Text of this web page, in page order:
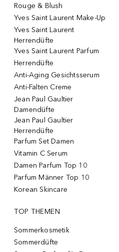
Rouge & Blush
Yves Saint Laurent Make-Up
Yves Saint Laurent
Herrendüfte
Yves Saint Laurent Parfum
Herrendüfte
Anti-Aging Gesichtsserum
Anti-Falten Creme
Jean Paul Gaultier
Damendüfte
Jean Paul Gaultier
Herrendüfte
Parfum Set Damen
Vitamin C Serum
Damen Parfum Top 10
Parfum Männer Top 10
Korean Skincare
TOP THEMEN
Sommerkosmetik
Sommerdüfte